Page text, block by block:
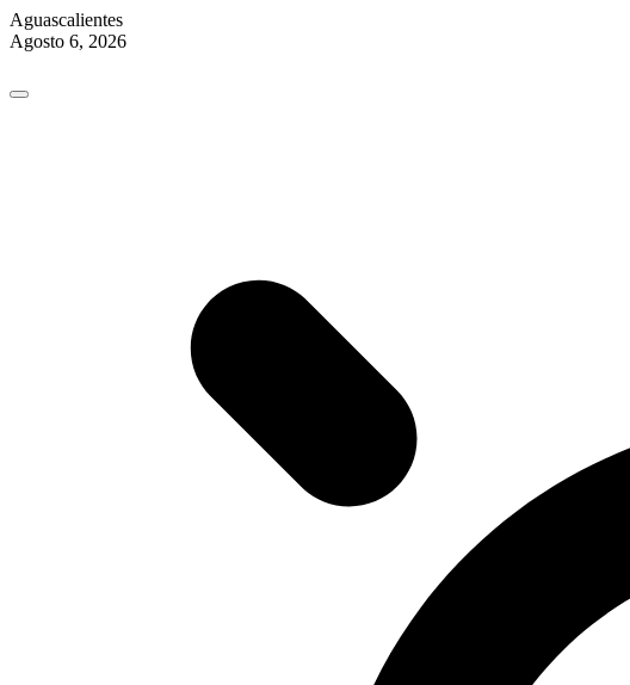
Aguascalientes
Agosto 6, 2026
content